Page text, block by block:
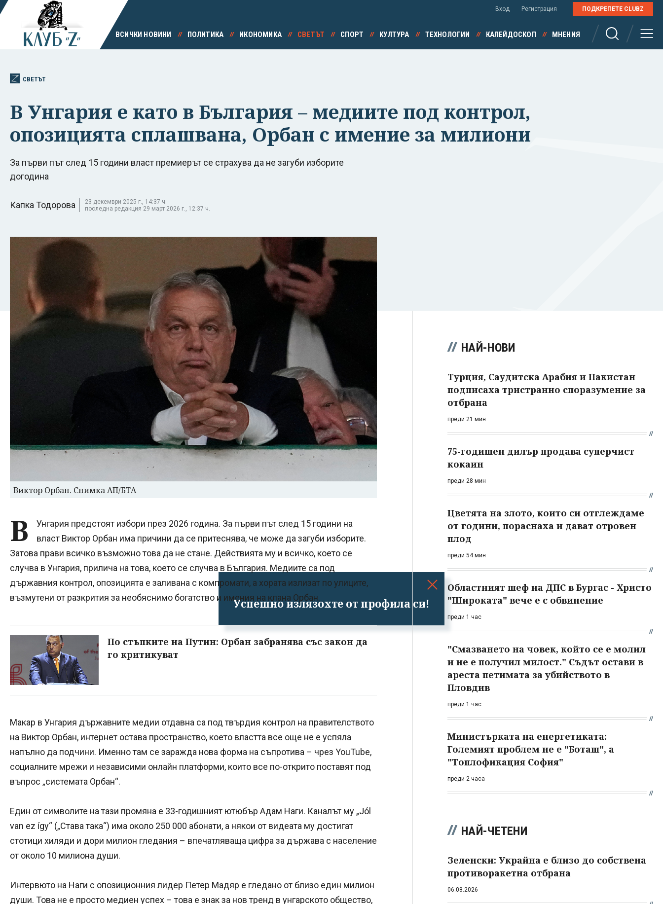
Успешно излязохте от профила си!
Вход Регистрация ПОДКРЕПЕТЕ CLUBZ
ВСИЧКИ НОВИНИ ПОЛИТИКА ИКОНОМИКА СВЕТЪТ СПОРТ КУЛТУРА ТЕХНОЛОГИИ КАЛЕЙДОСКОП МНЕНИЯ
СВЕТЪТ
В Унгария е като в България – медиите под контрол,
опозицията сплашвана, Орбан с имение за милиони
За първи път след 15 години власт премиерът се страхува да не загуби изборите
догодина
Капка Тодорова
23 декември 2025 г., 14:37 ч.
последна редакция 29 март 2026 г., 12:37 ч.
Виктор Орбан. Снимка АП/БТА
В
Унгария предстоят избори през 2026 година. За първи път след 15 години на
власт Виктор Орбан има причини да се притеснява, че може да загуби изборите.
Затова прави всичко възможно това да не стане. Действията му и всичко, което се
случва в Унгария, прилича на това, което се случва в България. Медиите са под
държавния контрол, опозицията е заливана с компромати, а хората излизат по улиците,
възмутени от разкрития за необяснимо богатство и имения на клана Орбан.
По стъпките на Путин: Орбан забранява със закон да
го критикуват
Макар в Унгария държавните медии отдавна са под твърдия контрол на правителството
на Виктор Орбан, интернет остава пространство, което властта все още не е успяла
напълно да подчини. Именно там се заражда нова форма на съпротива – чрез YouTube,
социалните мрежи и независими онлайн платформи, които все по-открито поставят под
въпрос „системата Орбан“.
Един от символите на тази промяна е 33-годишният ютюбър Адам Наги. Каналът му „Jól
van ez így“ („Става така“) има около 250 000 абонати, а някои от видеата му достигат
стотици хиляди и дори милион гледания – впечатляваща цифра за държава с население
от около 10 милиона души.
Интервюто на Наги с опозиционния лидер Петер Мадяр е гледано от близо един милион
души. Това не е просто медиен успех – това е знак за нов тренд в унгарското общество,
НАЙ-НОВИ
Турция, Саудитска Арабия и Пакистан
подписаха тристранно споразумение за
отбрана
преди 21 мин
75-годишен дилър продава суперчист
кокаин
преди 28 мин
Цветята на злото, които си отглеждаме
от години, пораснаха и дават отровен
плод
преди 54 мин
Областният шеф на ДПС в Бургас - Христо
"Широката" вече е с обвинение
преди 1 час
"Смазването на човек, който се е молил
и не е получил милост." Съдът остави в
ареста петимата за убийството в
Пловдив
преди 1 час
Министърката на енергетиката:
Големият проблем не е "Боташ", а
"Топлофикация София"
преди 2 часа
НАЙ-ЧЕТЕНИ
Зеленски: Украйна е близо до собствена
противоракетна отбрана
06.08.2026